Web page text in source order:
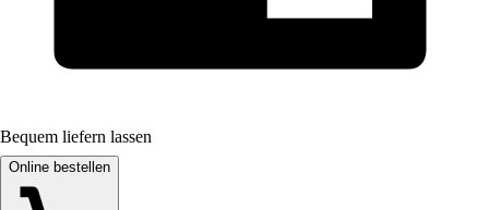
Bequem liefern lassen
Online bestellen